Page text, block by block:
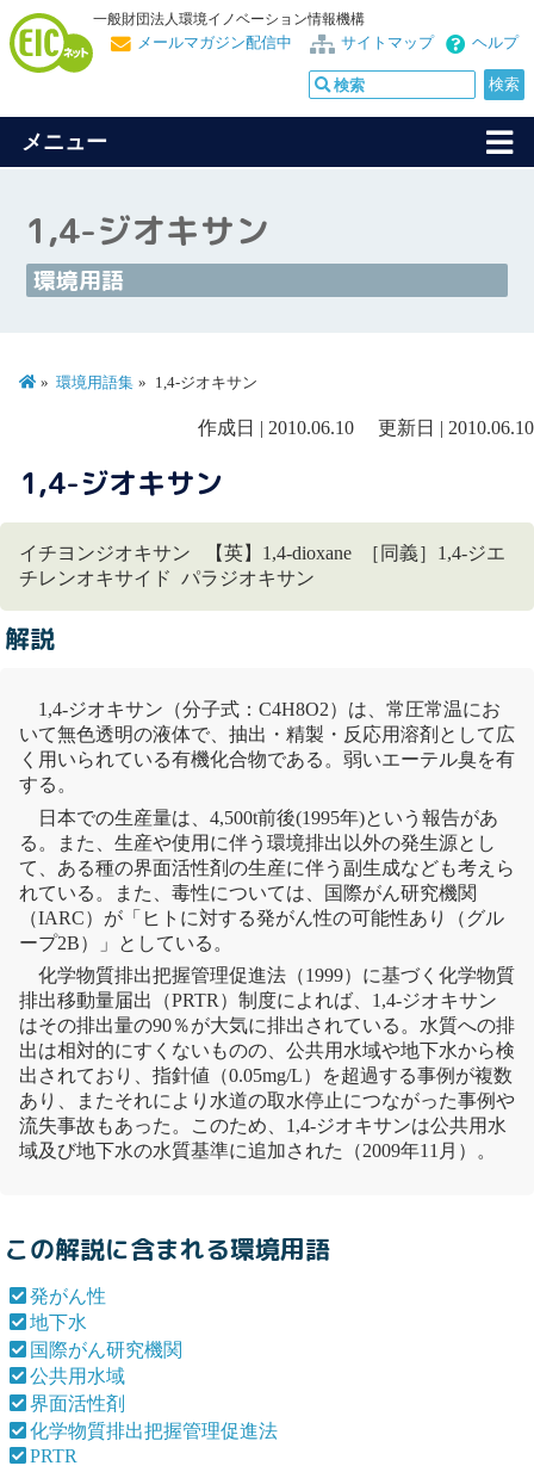
一般財団法人環境イノベーション情報機構
ヘルプ
サイトマップ
メールマガジン配信中
メニュー
1,4-ジオキサン
環境用語
環境用語集 1,4-ジオキサン
作成日 | 2010.06.10 更新日 | 2010.06.10
1,4-ジオキサン
イチヨンジオキサン 【英】1,4-dioxane ［同義］1,4-ジエ
チレンオキサイド パラジオキサン
解説
1,4-ジオキサン（分子式：C4H8O2）は、常圧常温にお
いて無色透明の液体で、抽出・精製・反応用溶剤として広
く用いられている有機化合物である。弱いエーテル臭を有
する。
日本での生産量は、4,500t前後(1995年)という報告があ
る。また、生産や使用に伴う環境排出以外の発生源とし
て、ある種の界面活性剤の生産に伴う副生成なども考えら
れている。また、毒性については、
国際がん研究機関
（IARC）が「ヒトに対する発がん性の可能性あり（グル
ープ2B）」としている。
化学物質排出把握管理促進法 （1999）に基づく化学物質
排出移動量届出（PRTR ）制度によれば、1,4-ジオキサン
はその排出量の90％が大気に排出されている。水質への排
出は相対的にすくないものの、 公共用水域や地下水から検
出されており、指針値（0.05mg/L）を超過する事例が複数
あり、またそれにより水道の取水停止につながった事例や
流失事故もあった。このため、1,4-ジオキサンは公共用水
域及び地下水の水質基準に追加された（2009年11月）。
この解説に含まれる環境用語
発がん性
地下水
国際がん研究機関
公共用水域
界面活性剤
化学物質排出把握管理促進法
PRTR